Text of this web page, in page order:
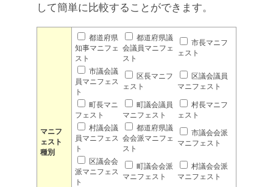
して簡単に比較することができます。
マニフ
ェスト
種別
都道府県
知事マニフェ
スト
都道府県議
会議員マニフェ
スト
市長マニフ
ェスト
市議会議
員マニフェス
ト
区長マニフ
ェスト
区議会議員
マニフェスト
町長マニ
フェスト
町議会議員
マニフェスト
村長マニフ
ェスト
村議会議
員マニフェス
ト
都道府県議
会会派マニフェ
スト
市議会会派
マニフェスト
区議会会
派マニフェス
ト
町議会会派
マニフェスト
村議会会派
マニフェスト